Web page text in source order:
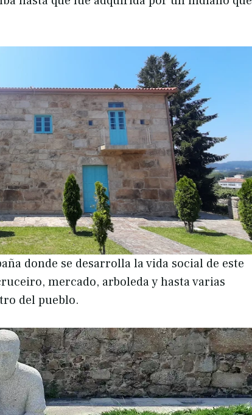
donde se desarrolla la vida social de este
mercado, arboleda y hasta varias
del pueblo.